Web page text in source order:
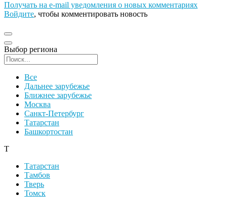
Получать на e‑mail уведомления о новых комментариях
Войдите, чтобы комментировать новость
Выбор региона
Все
Дальнее зарубежье
Ближнее зарубежье
Москва
Санкт-Петербург
Татарстан
Башкортостан
Т
Татарстан
Тамбов
Тверь
Томск